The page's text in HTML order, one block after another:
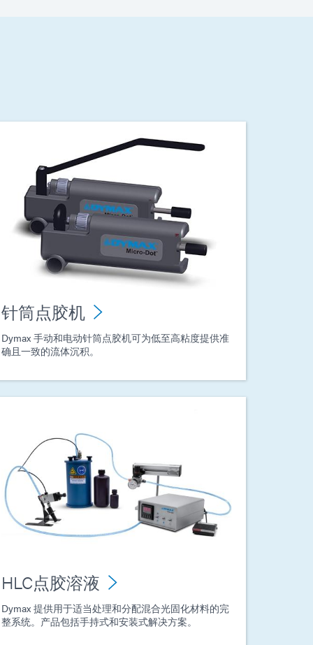
针筒点胶机
Dymax 手动和电动针筒点胶机可为低至高粘度提供准
确且一致的流体沉积。
HLC点胶溶液
Dymax 提供用于适当处理和分配混合光固化材料的完
整系统。产品包括手持式和安装式解决方案。